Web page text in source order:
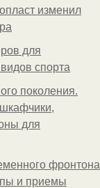
изменил
для
спорта
поколения.
для
фронтона
и приемы